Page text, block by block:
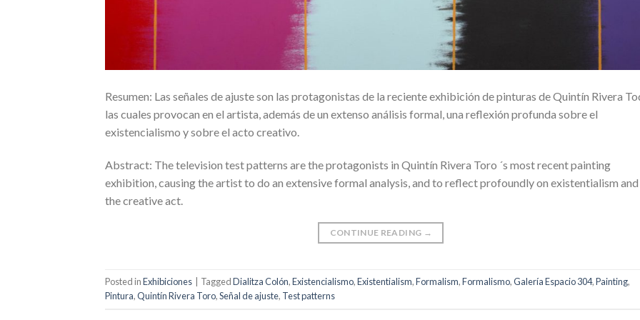
Resumen: Las señales de ajuste son las protagonistas de la reciente exhibición de pinturas de Quintín Rivera
las cuales provocan en el artista, además de un extenso análisis formal, una reflexión profunda sobre el
existencialismo y sobre el acto creativo.
Abstract: The television test patterns are the protagonists in Quintín Rivera Toro ´s most recent painting
exhibition, causing the artist to do an extensive formal analysis, and to reflect profoundly on existentialism and
the creative act.
CONTINUE READING →
Posted inExhibiciones TaggedDialitza Colón,Existencialismo,Existentialism,Formalism,Formalismo,Galería Espacio 304,Painting,
Pintura,Quintín Rivera Toro,Señal de ajuste, Test patterns